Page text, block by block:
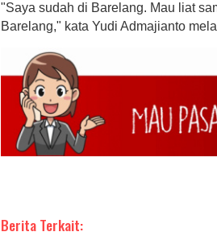
"Saya sudah di Barelang. Mau liat
Barelang," kata Yudi Admajianto
Berita Terkait: